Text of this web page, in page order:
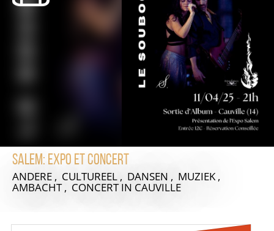
Salem: expo et concert
ANDERE , CULTUREEL , DANSEN , MUZIEK ,
AMBACHT , CONCERTIN CAUVILLE